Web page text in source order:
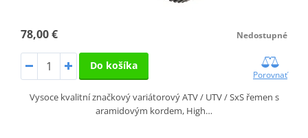
78,00 € Nedostupné
Do košíka
Porovnať
Vysoce kvalitní značkový variátorový ATV / UTV / SxS řemen s
aramidovým kordem, High…